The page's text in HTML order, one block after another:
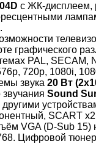
с ЖК-дисплеем,
графического
PAL,
720p, 1080i,
звука 20 Вт
Sound
SCART
VGA (D-Sub
Цифровой